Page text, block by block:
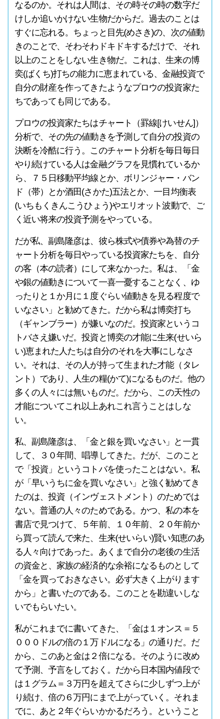
なるのか。それは人間は、その時その時の数字だ
けしか追いかけない生物だからだ。過去のことは
すぐに忘れる。ちょっと目先(めさき)の、次の値動
きのことで、そわそわドキドキするだけで、それ
以上のことをしない生き物だ。これは、生来の博
奕(ばくち)打ちの能力に恵まれている、金融投資で
自分の財産を作ってきたようなプロウの投資家た
ちであっても同じである。
プロウの投資家たちはチャート（罫線[けいせん]）
分析で、その先の値動きを予測して自分の投資の
決断を冷酷に行う。このチャート分析を毎日毎日
やり続けている人は金融グラフを見慣れているか
ら、７５日移動平均線とか、ボリンジャー・バン
ド（帯）とか酒田(さかた)五法とか、一目均衡表
(いちもくきんこうひょう)やエリオット波動で、ご
く近い将来の投資予測をやっている。
だが私、副島隆彦は、彼ら株式や債券や為替のチ
ャート分析を毎日やっている投資家たちを、自分
の客（本の読者）にして来なかった。私は、「金
や銀の値動きについて一喜一憂することなく、ゆ
ったりと１か月に１度ぐらい値動きを見る程度で
いなさい」と勧めてきた。だから私は博奕打ち
（ギャンブラー）が嫌いなのだ。投資家というコ
トバさえ嫌いだ。投資と博奕の才能に生来(せいら
い)恵まれた人たちは自分のそれを大事にしなさ
い。それは、その人が持って生まれた才能（タレ
ント）であり、人生の糧(かて)になるものだ。他の
多くの人々には無いものだ。だから、この天性の
才能についてこれ以上あれこれ言うことはしな
い。
私、副島隆彦は、「金と銀を買いなさい」と一貫
して、３０年間、唱導してきた。だが、このこと
で「投資」というコトバを使ったことはない。私
が「早いうちに金を買いなさい」と強く勧めてき
たのは、投資（インヴェストメント）のためでは
ない。普通の人々のためである。かつ、私の本を
書店で見つけて、５年前、１０年前、２０年前か
ら買って読んで来た、生来(せいらい)賢い知恵のあ
る人々向けであった。あくまで自分の老後の生活
の資金と、家族の経済的な余裕になるものとして
「金を買っておきなさい。必ず大きく上がります
から」と書いたのである。このことを勘違いしな
いでもらいたい。
私がこれまでに書いてきた、「金は１オンス＝５
０００ドルの倍の１万ドルになる」の通りだ。だ
から、このあと金は２倍になる。そのように改め
て予測、予言をしておく。だから日本国内値段で
は１グラム＝３万円を超えてさらに少しずつ上が
り続け、倍の６万円にまで上がっていく。それま
でに、あと２年ぐらいかかるだろう。ということ